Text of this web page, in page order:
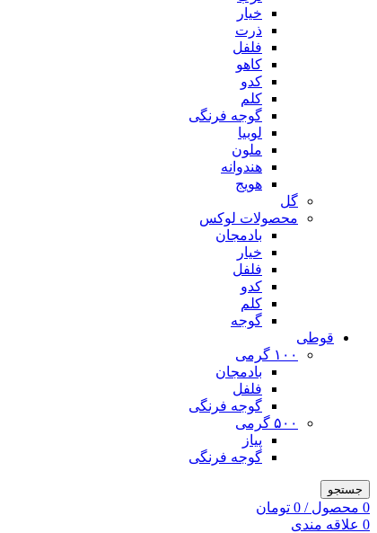
خیار
ذرت
فلفل
کاهو
کدو
کلم
گوجه فرنگی
لوبیا
ملون
هندوانه
هویج
گل
محصولات لوکس
بادمجان
خیار
فلفل
کدو
کلم
گوجه
قوطی
۱۰۰ گرمی
بادمجان
فلفل
گوجه فرنگی
۵۰۰ گرمی
پیاز
گوجه فرنگی
جستجو
0 محصول /
0 تومان
0 علاقه مندی